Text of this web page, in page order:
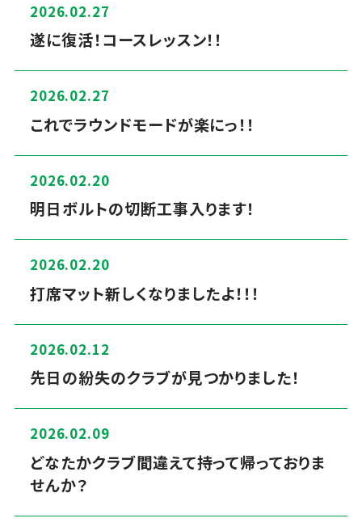
2026.02.27
遂に復活！コースレッスン！！
2026.02.27
これでラウンドモードが楽にっ！！
2026.02.20
明日ボルトの切断工事入ります！
2026.02.20
打席マット新しくなりましたよ！！！
2026.02.12
先日の紛失のクラブが見つかりました！
2026.02.09
どなたかクラブ間違えて持って帰っておりま
せんか？